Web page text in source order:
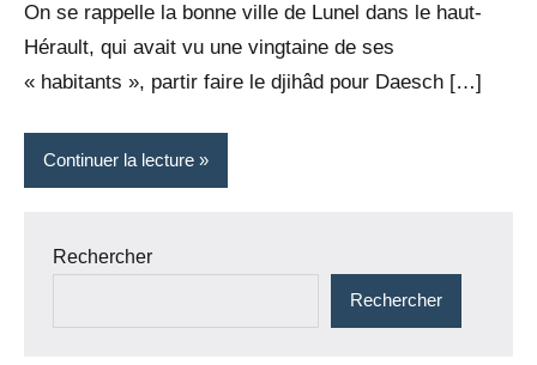
On se rappelle la bonne ville de Lunel dans le haut-
Hérault, qui avait vu une vingtaine de ses
« habitants », partir faire le djihâd pour Daesch […]
Continuer la lecture
Rechercher
Rechercher